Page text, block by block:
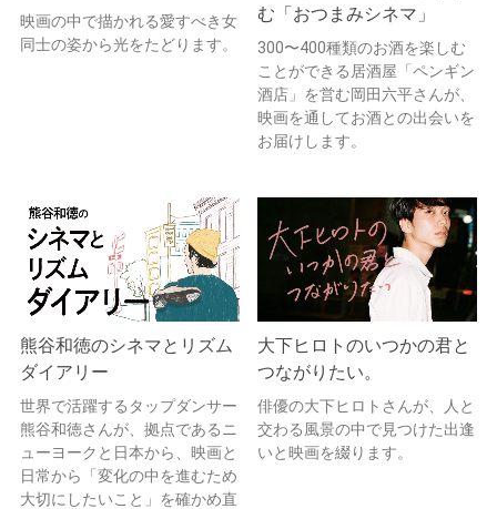
映画の中で描かれる愛すべき女
同士の姿から光をたどります。
む「おつまみシネマ」
300〜400種類のお酒を楽しむ
ことができる居酒屋「ペンギン
酒店」を営む岡田六平さんが、
映画を通してお酒との出会いを
お届けします。
熊谷和徳のシネマとリズム
ダイアリー
世界で活躍するタップダンサー
熊谷和徳さんが、拠点であるニ
ューヨークと日本から、映画と
日常から「変化の中を進むため
大切にしたいこと」を確かめ直
大下ヒロトのいつかの君と
つながりたい。
俳優の大下ヒロトさんが、人と
交わる風景の中で見つけた出逢
いと映画を綴ります。